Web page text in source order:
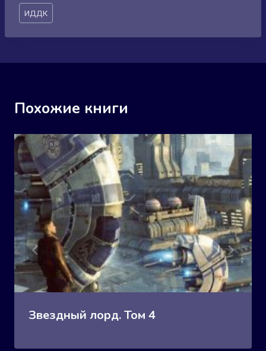
Метки
записи:
ИДДК
Похожие книги
Звездный лорд. Том 4